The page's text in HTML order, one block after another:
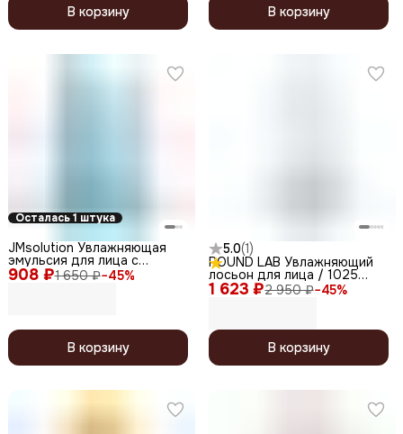
В корзину В корзину
Осталась 1 штука
908 ₽1 650 ₽−45%
JMsolution Увлажняющая
эмульсия для лица с
пантенолом / B5 Hya
Moisturizing Serum Emulsion,
В корзину
5.0(1)
1 623 ₽2 950 ₽−45%
ROUND LAB Увлажняющий
лосьон для лица / 1025
Dokdo lotion, 200 мл
В корзину